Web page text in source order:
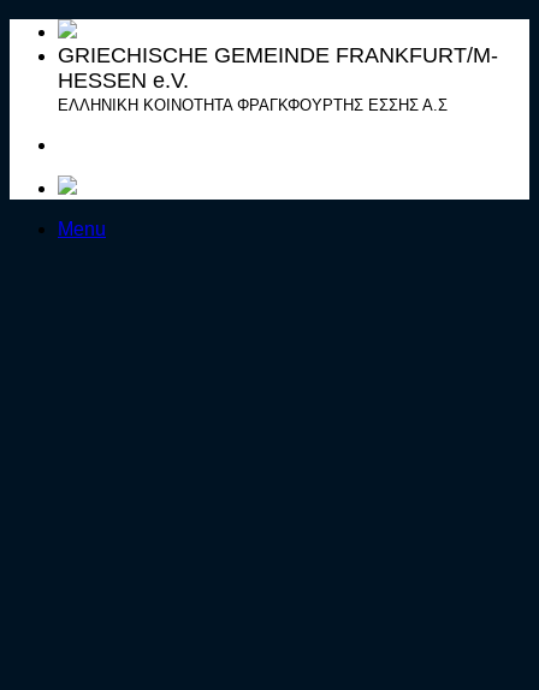
Μετάβαση
περιεχόμενο
GRIECHISCHE GEMEINDE FRANKFURT/M-
HESSEN e.V.
ΕΛΛΗΝΙΚΗ ΚΟΙΝΟΤΗΤΑ ΦΡΑΓΚΦΟΥΡΤΗΣ ΕΣΣΗΣ Α.Σ
Menu